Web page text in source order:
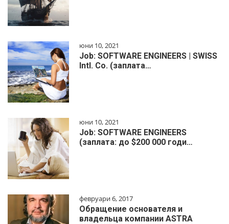
юни 10, 2021
Job: SOFTWARE ENGINEERS | SWISS
Intl. Co. (заплата…
юни 10, 2021
Job: SOFTWARE ENGINEERS
(заплата: до $200 000 годи…
февруари 6, 2017
Обращение основателя и
владельца компании ASTRA